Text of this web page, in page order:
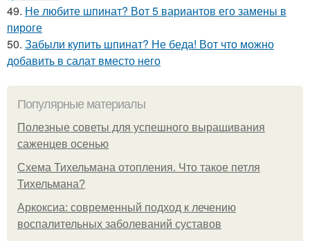
49. Не любите шпинат? Вот 5 вариантов его замены в
пироге
50. Забыли купить шпинат? Не беда! Вот что можно
добавить в салат вместо него
Популярные материалы
Полезные советы для успешного выращивания
саженцев осенью
Схема Тихельмана отопления. Что такое петля
Тихельмана?
Аркоксиа: современный подход к лечению
воспалительных заболеваний суставов